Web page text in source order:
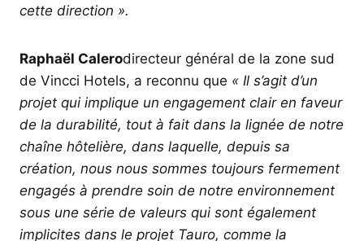
cette direction ».
Raphaël Calerodirecteur général de la zone sud
de Vincci Hotels, a reconnu que « Il s’agit d’un
projet qui implique un engagement clair en faveur
de la durabilité, tout à fait dans la lignée de notre
chaîne hôtelière, dans laquelle, depuis sa
création, nous nous sommes toujours fermement
engagés à prendre soin de notre environnement
sous une série de valeurs ​​qui sont également
implicites dans le projet Tauro, comme la